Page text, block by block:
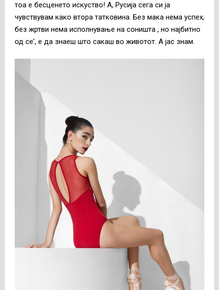
тоа е бесценето искуство! А, Русија сега си ја
чувствувам како втора татковина. Без мака нема успех,
без жртви нема исполнување на соништа , но најбитно
од се’, е да знаеш што сакаш во животот. А јас знам.